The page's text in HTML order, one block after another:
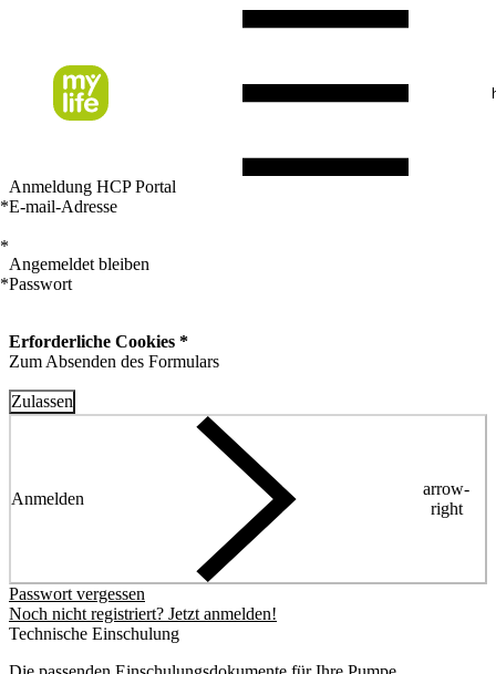
Anmeldung HCP Portal
*E-mail-Adresse
*
Angemeldet bleiben
*Passwort
Erforderliche Cookies *
Zum Absenden des Formulars
Zulassen
Anmelden
arrow-
right
Passwort vergessen
Noch nicht registriert? Jetzt anmelden!
Technische Einschulung